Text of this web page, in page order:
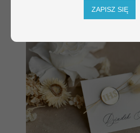
ZAPISZ SIĘ